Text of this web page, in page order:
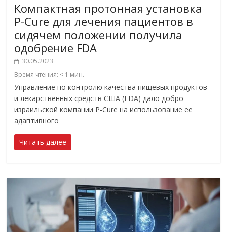
Компактная протонная установка
P-Cure для лечения пациентов в
сидячем положении получила
одобрение FDA
30.05.2023
Время чтения: < 1 мин.
Управление по контролю качества пищевых продуктов
и лекарственных средств США (FDA) дало добро
израильской компании P-Cure на использование ее
адаптивного
Читать далее